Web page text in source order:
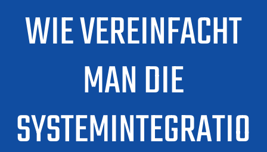
WIE VEREINFACHT
MAN DIE
SYSTEMINTEGRATIO